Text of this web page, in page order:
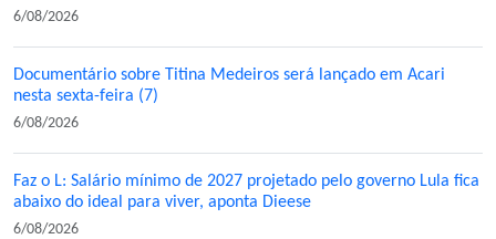
6/08/2026
Documentário sobre Titina Medeiros será lançado em Acari
nesta sexta-feira (7)
6/08/2026
Faz o L: Salário mínimo de 2027 projetado pelo governo Lula fica
abaixo do ideal para viver, aponta Dieese
6/08/2026